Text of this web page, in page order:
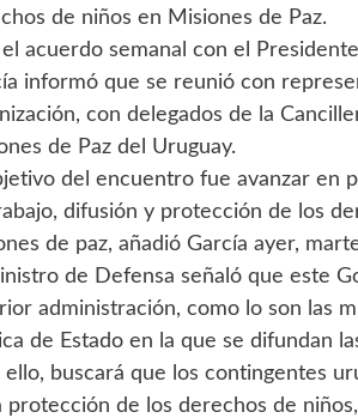
de niños en Misiones de Paz.
el acuerdo semanal con el
informó que se reunió con
con delegados de la
de Paz del Uruguay.
del encuentro fue avanzar en
difusión y protección de los
de paz, añadió García ayer,
de Defensa señaló que este
administración, como lo son las
de Estado en la que se difundan
ello, buscará que los contingentes
protección de los derechos de